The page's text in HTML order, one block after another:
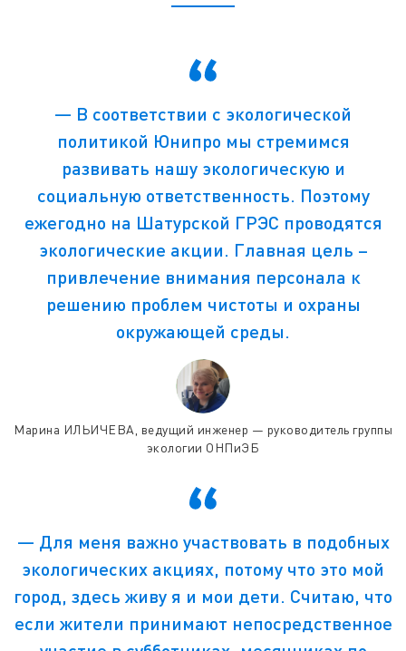
― В соответствии с экологической
политикой Юнипро мы стремимся
развивать нашу экологическую и
социальную ответственность. Поэтому
ежегодно на Шатурской ГРЭС проводятся
экологические акции. Главная цель –
привлечение внимания персонала к
решению проблем чистоты и охраны
окружающей среды.
Марина ИЛЬИЧЕВА, ведущий инженер — руководитель группы
экологии ОНПиЭБ
― Для меня важно участвовать в подобных
экологических акциях, потому что это мой
город, здесь живу я и мои дети. Считаю, что
если жители принимают непосредственное